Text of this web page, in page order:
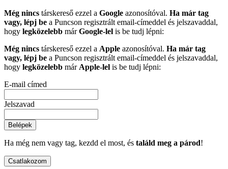
Még nincs társkereső ezzel a Google azonosítóval. Ha már tag
vagy, lépj be a Puncson regisztrált email-címeddel és jelszavaddal,
hogy legközelebb márGoogle-lel is be tudj lépni:
Még nincs társkereső ezzel a Apple azonosítóval. Ha már tag
vagy, lépj be a Puncson regisztrált email-címeddel és jelszavaddal,
hogy legközelebb márApple-lel is be tudj lépni:
E-mail címed
Jelszavad
Belépek
Ha még nem vagy tag, kezdd el most, és találd meg a párod!
Csatlakozom